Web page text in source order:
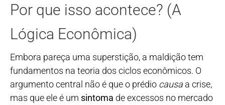
Por que isso acontece? (A
Lógica Econômica)
Embora pareça uma superstição, a maldição tem
fundamentos na teoria dos ciclos econômicos. O
argumento central não é que o prédio causa a crise,
mas que ele é um sintoma de excessos no mercado